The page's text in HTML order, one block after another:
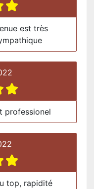
est très
professionel
top, rapidité